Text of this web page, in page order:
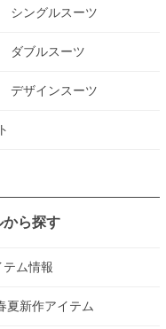
シングルスーツ
ダブルスーツ
デザインスーツ
から探す
ム情報
夏新作アイテム